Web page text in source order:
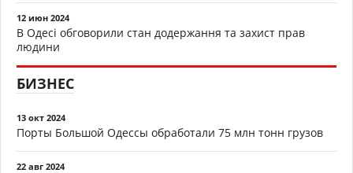
12 июн 2024
В Одесі обговорили стан додержання та захист прав
людини
БИЗНЕС
13 окт 2024
Порты Большой Одессы обработали 75 млн тонн грузов
22 авг 2024